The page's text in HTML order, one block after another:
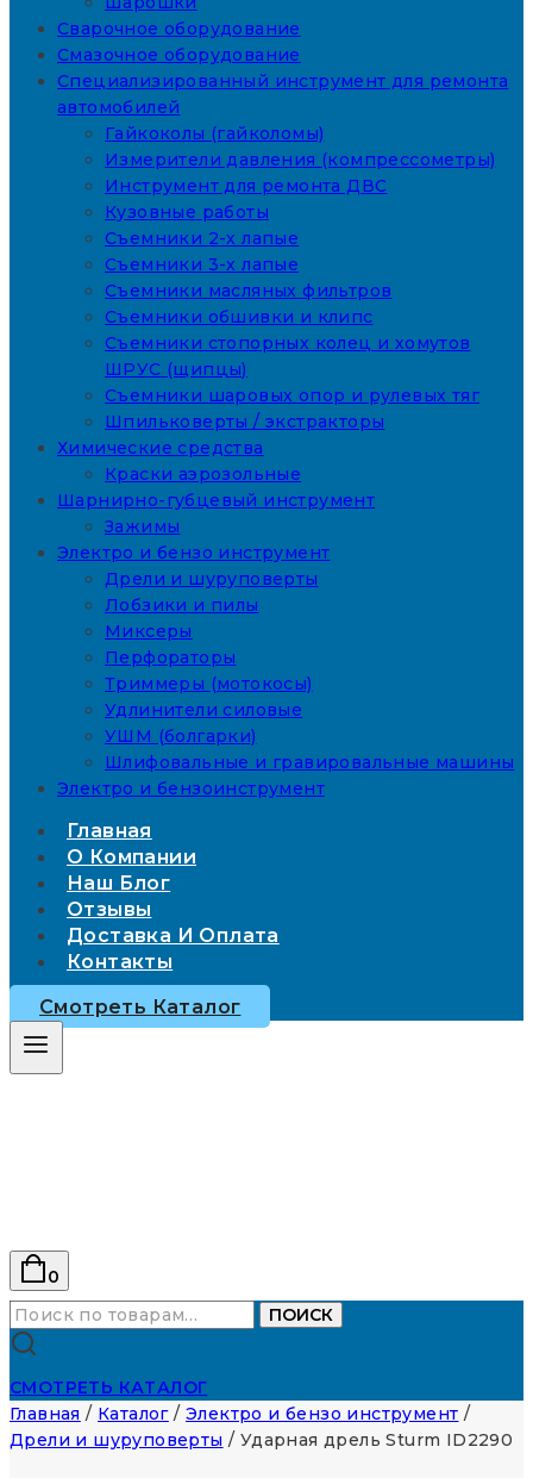
Сварочное оборудование
Смазочное оборудование
Специализированный инструмент для ремонта
автомобилей
Гайкоколы (гайколомы)
Измерители давления (компрессометры)
Инструмент для ремонта ДВС
Кузовные работы
Съемники 2-х лапые
Съемники 3-х лапые
Съемники масляных фильтров
Съемники обшивки и клипс
Съемники стопорных колец и хомутов
ШРУС (щипцы)
Съемники шаровых опор и рулевых тяг
Шпильковерты / экстракторы
Химические средства
Краски аэрозольные
Шарнирно-губцевый инструмент
Зажимы
Электро и бензо инструмент
Дрели и шуруповерты
Лобзики и пилы
Миксеры
Перфораторы
Триммеры (мотокосы)
Удлинители силовые
УШМ (болгарки)
Шлифовальные и гравировальные машины
Электро и бензоинструмент
Главная
О Компании
Наш Блог
Отзывы
Доставка И Оплата
Контакты
Смотреть Каталог
0
Искать:
ПОИСК
СМОТРЕТЬ КАТАЛОГ
Главная / Каталог / Электро и бензо инструмент /
Дрели и шуруповерты / Ударная дрель Sturm ID2290